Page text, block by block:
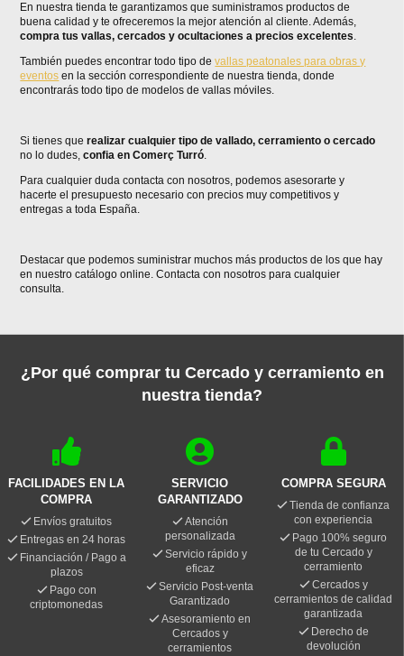
En nuestra tienda te garantizamos que suministramos productos de
buena calidad y te ofreceremos la mejor atención al cliente. Además,
compra tus vallas, cercados y ocultaciones a precios excelentes.
También puedes encontrar todo tipo devallas peatonales para obras y
eventos en la sección correspondiente de nuestra tienda, donde
encontrarás todo tipo de modelos de vallas móviles.
Si tienes querealizar cualquier tipo de vallado, cerramiento o cercado
no lo dudes,confia en Comerç Turró.
Para cualquier duda contacta con nosotros, podemos asesorarte y
hacerte el presupuesto necesario con precios muy competitivos y
entregas a toda España.
Destacar que podemos suministrar muchos más productos de los que hay
en nuestro catálogo online. Contacta con nosotros para cualquier
consulta.
¿Por qué comprar tu Cercado y cerramiento en
nuestra tienda?
FACILIDADES EN LA
COMPRA
Envíos gratuitos
Entregas en 24 horas
Financiación / Pago a
plazos
Pago con
criptomonedas
SERVICIO
GARANTIZADO
Atención
personalizada
Servicio rápido y
eficaz
Servicio Post-venta
Garantizado
Asesoramiento en
Cercados y
cerramientos
COMPRA SEGURA
Tienda de confianza
con experiencia
Pago 100% seguro
de tu Cercado y
cerramiento
Cercados y
cerramientos de calidad
garantizada
Derecho de
devolución